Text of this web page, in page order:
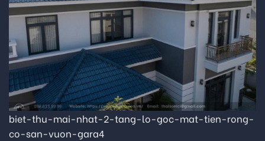
biet-thu-mai-nhat-2-tang-lo-goc-mat-tien-rong-
co-san-vuon-gara4